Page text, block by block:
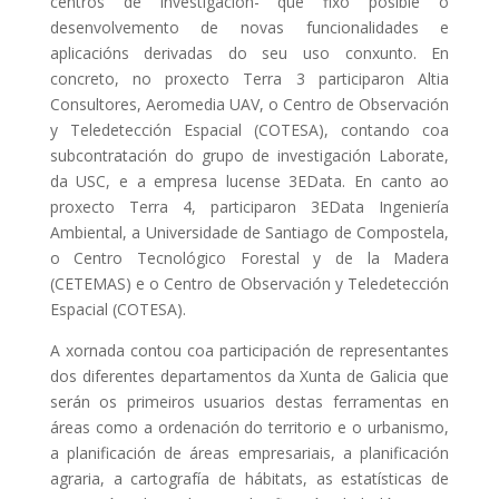
desenvolvemento de novas funcionalidades e
aplicacións derivadas do seu uso conxunto. En
concreto, no proxecto Terra 3 participaron Altia
Consultores, Aeromedia UAV, o Centro de Observación
y Teledetección Espacial (COTESA), contando coa
subcontratación do grupo de investigación Laborate,
da USC, e a empresa lucense 3EData. En canto ao
proxecto Terra 4, participaron 3EData Ingeniería
Ambiental, a Universidade de Santiago de Compostela,
o Centro Tecnológico Forestal y de la Madera
(CETEMAS) e o Centro de Observación y Teledetección
Espacial (COTESA).
A xornada contou coa participación de representantes
dos diferentes departamentos da Xunta de Galicia que
serán os primeiros usuarios destas ferramentas en
áreas como a ordenación do territorio e o urbanismo,
a planificación de áreas empresariais, a planificación
agraria, a cartografía de hábitats, as estatísticas de